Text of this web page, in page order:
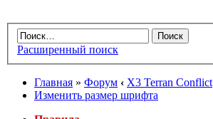
Расширенный поиск
Главная » Форум ‹ X3 Terran Conflict
Изменить размер шрифта